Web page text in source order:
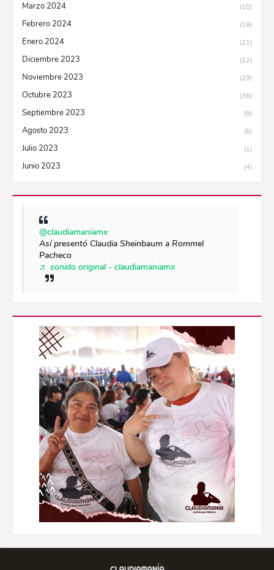
Marzo 2024 (10)
Febrero 2024 (18)
Enero 2024 (21)
Diciembre 2023 (12)
Noviembre 2023 (29)
Octubre 2023 (36)
Septiembre 2023 (9)
Agosto 2023 (6)
Julio 2023 (1)
Junio 2023 (4)
@claudiamaniamx
Así presentó Claudia Sheinbaum a Rommel
Pacheco
♬ sonido original - claudiamaniamx